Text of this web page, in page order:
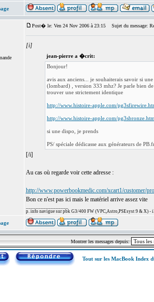
Post� le: Ven 24 Nov 2006 à 23:15 Sujet du message:
[i]
jean-pierre a �crit:
Bonjour!
avis aux anciens... je souhaiterais savoir si
(lombard) , version 333 mhz? Je parle bien
trouver une strictement identique
http://www.histoire-apple.com/
http://www.histoire-apple.com/
si une dispo, je prends
PS/ spéciale dédicasse aux générateurs de
[/i]
Au cas où regarde voir cette adresse :
http://www.powerbookmedic.com/xcart1/customer/
Bon ce n'est pas ici mais le matériel arrive assez vite
p. info navigue sur pbk G3/400 FW (VPC,Astro,PSEsyst 9 & X) -
Montrer les messages depuis:
Tout sur les MacBook Index